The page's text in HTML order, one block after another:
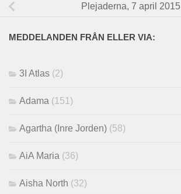
Plejaderna, 7 april 2015
MEDDELANDEN FRÅN ELLER VIA:
3I Atlas (2)
Adama (151)
Agartha (Inre Jorden) (58)
AiA Maria (36)
Aisha North (32)